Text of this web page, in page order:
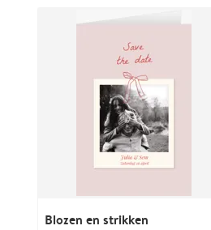
Blozen en strikken